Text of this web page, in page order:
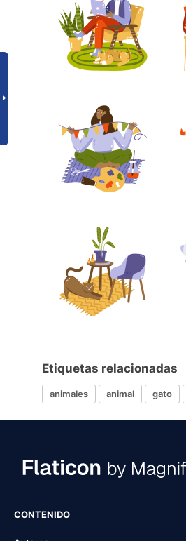
Etiquetas relacionadas
animales animal gato
CONTENIDO